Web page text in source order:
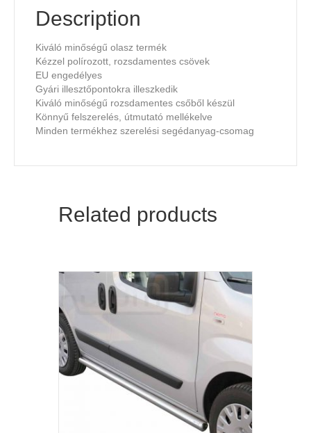
Description
Kiváló minőségű olasz termék
Kézzel polírozott, rozsdamentes csövek
EU engedélyes
Gyári illesztőpontokra illeszkedik
Kiváló minőségű rozsdamentes csőből készül
Könnyű felszerelés, útmutató mellékelve
Minden termékhez szerelési segédanyag-csomag
Related products